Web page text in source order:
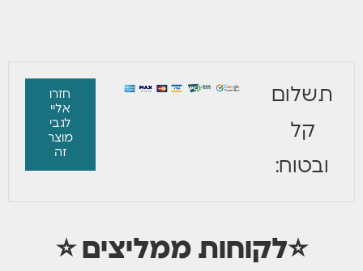
תשלום
קל
ובטוח:
חזרו
אליי
לגבי
מוצר
זה
⭐לקוחות ממליצים ⭐